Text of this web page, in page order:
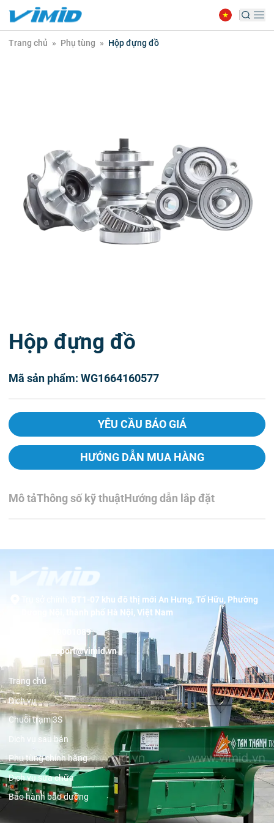
Trang chủ » Phụ tùng » Hộp đựng đồ
Hộp đựng đồ
Mã sản phẩm: WG1664160577
YÊU CẦU BÁO GIÁ
HƯỚNG DẪN MUA HÀNG
Mô tảThông số kỹ thuậtHướng dẫn lắp đặt
BT1-07 khu đô thị mới An Hưng, Tố Hữu, Phường
Dương Nội, thành phố Hà Nội, Việt Nam
19001089
support@vimid.vn
Trang chủ
Dịch vụ
Chuỗi trạm 3S
Dịch vụ sau bán
Phụ tùng chính hãng
Dịch vụ sửa chữa
Bảo hành bảo dưỡng